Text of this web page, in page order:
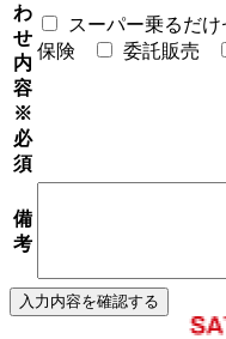
わ
せ
内
容
※
必
須
スーパー乗るだけ
保険
委託販売
備
考